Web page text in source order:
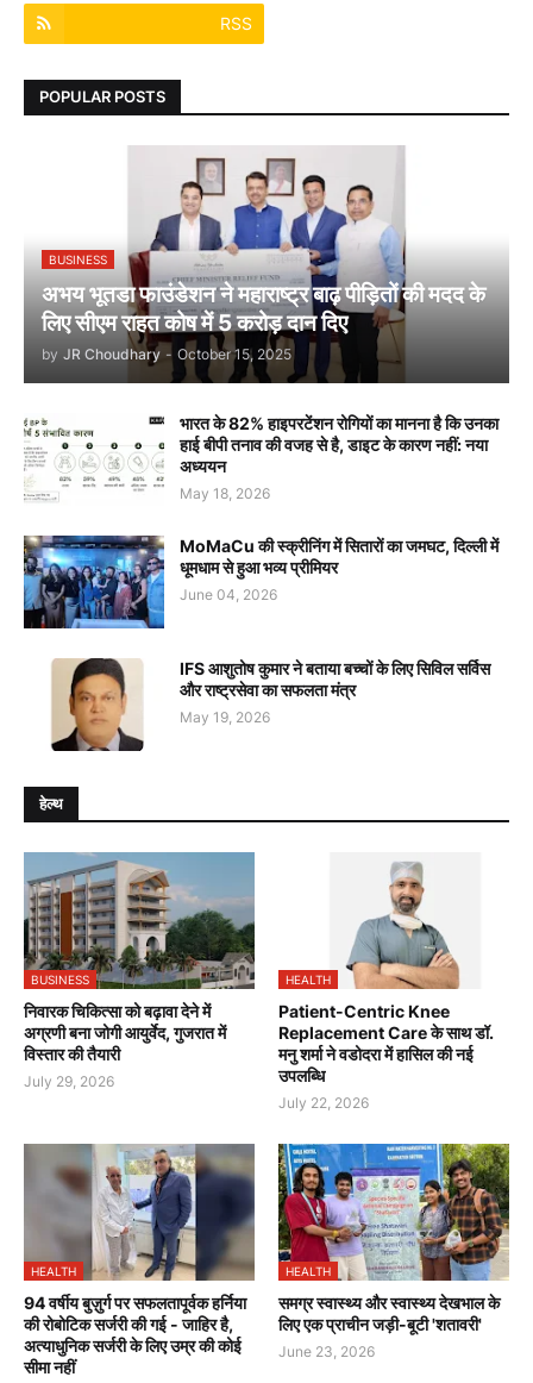
RSS
POPULAR POSTS
BUSINESS
अभय भूतडा फाउंडेशन ने महाराष्ट्र बाढ़ पीड़ितों की मदद के
लिए सीएम राहत कोष में 5 करोड़ दान दिए
by JR Choudhary - October 15, 2025
भारत के 82% हाइपरटेंशन रोगियों का मानना है कि उनका
हाई बीपी तनाव की वजह से है, डाइट के कारण नहीं: नया
अध्ययन
May 18, 2026
MoMaCu की स्क्रीनिंग में सितारों का जमघट, दिल्ली में
धूमधाम से हुआ भव्य प्रीमियर
June 04, 2026
IFS आशुतोष कुमार ने बताया बच्चों के लिए सिविल सर्विस
और राष्ट्रसेवा का सफलता मंत्र
May 19, 2026
हेल्थ
BUSINESS
निवारक चिकित्सा को बढ़ावा देने में
अग्रणी बना जोगी आयुर्वेद, गुजरात में
विस्तार की तैयारी
July 29, 2026
HEALTH
Patient-Centric Knee
Replacement Care के साथ डॉ.
मनु शर्मा ने वडोदरा में हासिल की नई
उपलब्धि
July 22, 2026
HEALTH
94 वर्षीय बुज़ुर्ग पर सफलतापूर्वक हर्निया
की रोबोटिक सर्जरी की गई - जाहिर है,
अत्याधुनिक सर्जरी के लिए उम्र की कोई
सीमा नहीं
HEALTH
समग्र स्वास्थ्य और स्वास्थ्य देखभाल के
लिए एक प्राचीन जड़ी-बूटी 'शतावरी'
June 23, 2026